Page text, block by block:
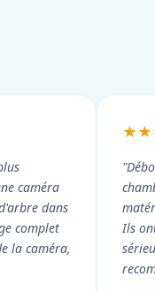
caméra
dans
complet
la caméra,
Ils